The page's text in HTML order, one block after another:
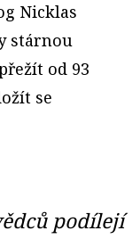
Nicklas
stárnou
od 93
se
podílejí